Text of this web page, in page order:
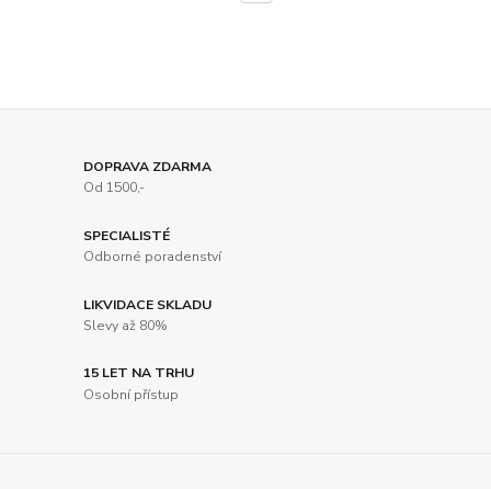
DOPRAVA ZDARMA
Od 1500,-
SPECIALISTÉ
Odborné poradenství
LIKVIDACE SKLADU
Slevy až 80%
15 LET NA TRHU
Osobní přístup